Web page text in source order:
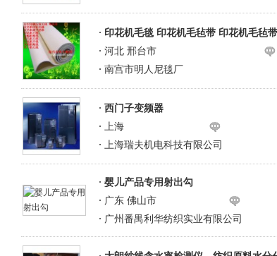
印花机毛毯 印花机毛毡带 印花机毛毡带
河北 邢台市
南宫市明人尼毯厂
西门子变频器
上海
上海瑞夫机电科技有限公司
婴儿产品专用射出勾
广东 佛山市
广州番禺利华纺织实业有限公司